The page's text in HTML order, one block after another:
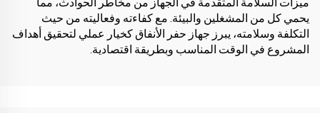
ميزات السلامة المتقدمة في الجهاز من مخاطر الحوادث، مما
يحمي كل من المشغلين والبيئة. مع كفاءته وفعاليته من حيث
التكلفة وسلامته، يبرز جهاز حفر الأنفاق كخيار عملي لتحقيق أهداف
المشروع في الوقت المناسب وبطريقة اقتصادية.